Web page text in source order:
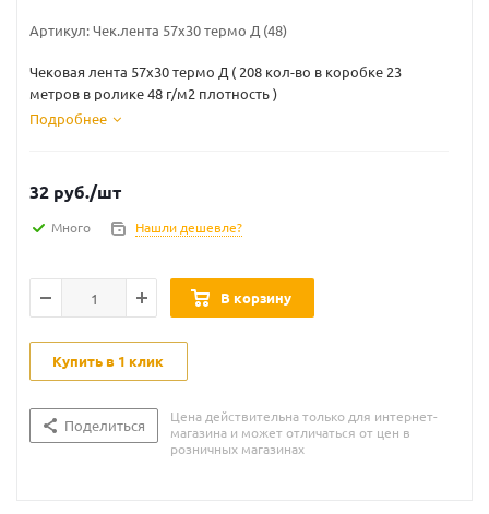
Артикул:Чек.лента 57х30 термо Д (48)
Чековая лента 57х30 термо Д ( 208 кол-во в коробке 23
метров в ролике 48 г/м2 плотность )
Подробнее
32 руб./шт
Много Нашли дешевле?
В корзину
Купить в 1 клик
Поделиться
Цена действительна только для интернет-
магазина и может отличаться от цен в
розничных магазинах